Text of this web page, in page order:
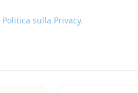
Politica sulla Privacy.